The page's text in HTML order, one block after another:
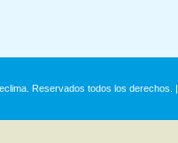
Reservados todos los derechos. |